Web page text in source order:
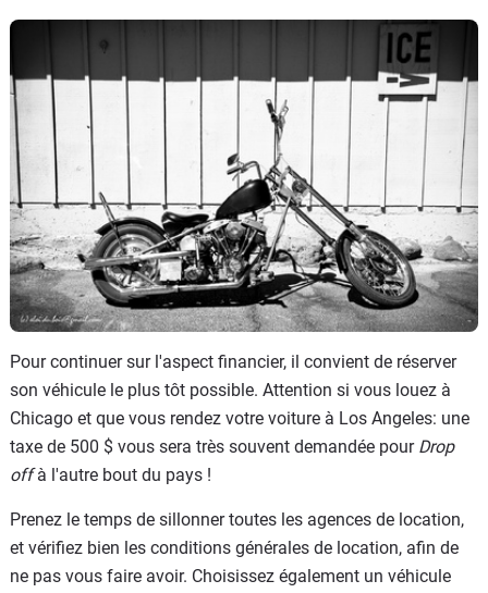
Pour continuer sur l'aspect financier, il convient de réserver
son véhicule le plus tôt possible. Attention si vous louez à
Chicago et que vous rendez votre voiture à Los Angeles: une
taxe de 500 $ vous sera très souvent demandée pour Drop
offà l'autre bout du pays !
Prenez le temps de sillonner toutes les agences de location,
et vérifiez bien les conditions générales de location, afin de
ne pas vous faire avoir. Choisissez également un véhicule